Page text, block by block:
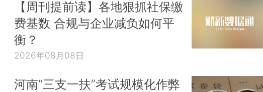
【周刊提前读】各地狠抓社保缴
费基数 合规与企业减负如何平
衡？
2026年08月08日
河南“三支一扶”考试规模化作弊